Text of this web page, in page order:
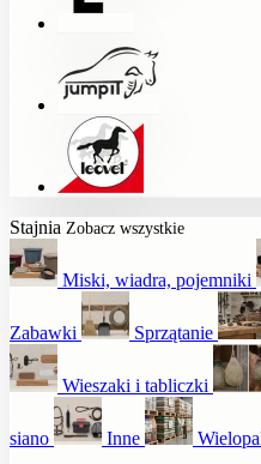
Stajnia Zobacz wszystkie
Miski, wiadra, pojemniki
Zabawki Sprzątanie
Wieszaki i tabliczki
siano Inne